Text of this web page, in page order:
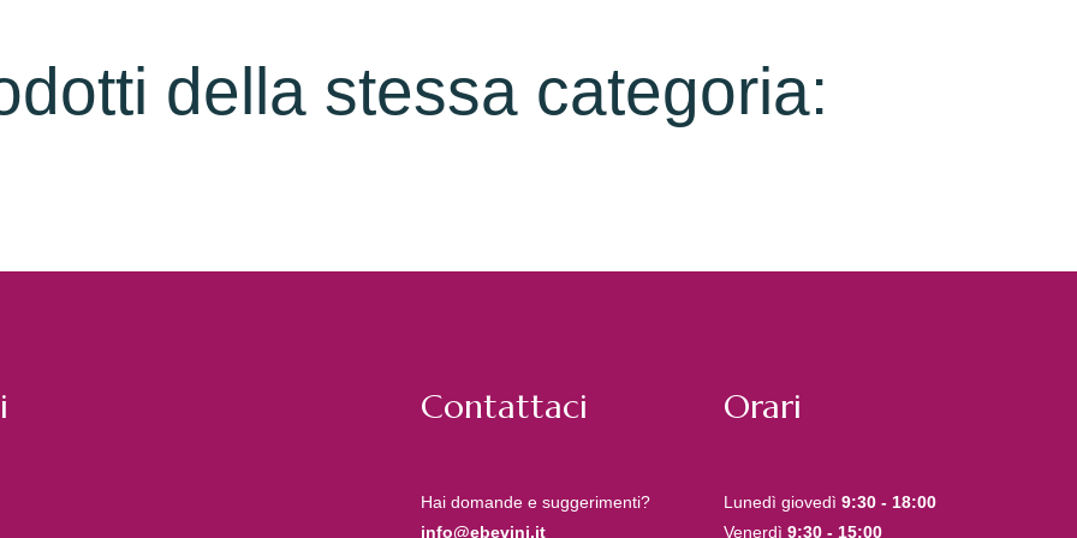
della stessa categoria:
Contattaci
Hai domande e suggerimenti?
info@ebevini.it
Orari
Lunedì giovedì 9:30 - 18:00
Venerdì 9:30 - 15:00